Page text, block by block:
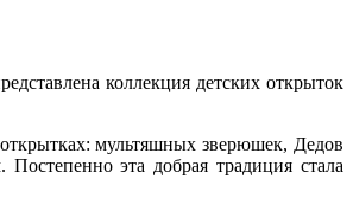
коллекция детских открыток
мультяшных зверюшек, Дедов
эта добрая традиция стала